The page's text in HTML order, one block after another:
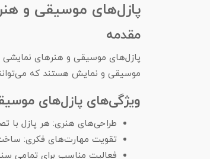
پازل‌های موسیقی و
مقدمه
پازل‌های موسیقی و هنرهای نمایشی
موسیقی و نمایش هستند که
ویژگی‌های پازل‌های
طراحی‌های هنری: هر پازل با
تقویت مهارت‌های فکری:
فعالیت مناسب برای تمامی